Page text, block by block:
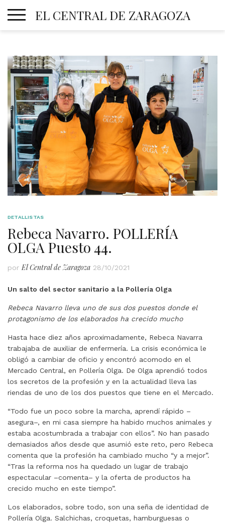
EL CENTRAL DE ZARAGOZA
DETALLISTAS
Rebeca Navarro. POLLERÍA
OLGA Puesto 44.
por El Central de Zaragoza 28/10/2021
Un salto del sector sanitario a la Pollería Olga
Rebeca Navarro lleva uno de sus dos puestos donde el
protagonismo de los elaborados ha crecido mucho
Hasta hace diez años aproximadamente, Rebeca Navarra
trabajaba de auxiliar de enfermería. La crisis económica le
obligó a cambiar de oficio y encontró acomodo en el
Mercado Central, en Pollería Olga. De Olga aprendió todos
los secretos de la profesión y en la actualidad lleva las
riendas de uno de los dos puestos que tiene en el Mercado.
“Todo fue un poco sobre la marcha, aprendí rápido –
asegura–, en mi casa siempre ha habido muchos animales y
estaba acostumbrada a trabajar con ellos”. No han pasado
demasiados años desde que asumió este reto, pero Rebeca
comenta que la profesión ha cambiado mucho “y a mejor”.
“Tras la reforma nos ha quedado un lugar de trabajo
espectacular –comenta– y la oferta de productos ha
crecido mucho en este tiempo”.
Los elaborados, sobre todo, son una seña de identidad de
Pollería Olga. Salchichas, croquetas, hamburguesas o